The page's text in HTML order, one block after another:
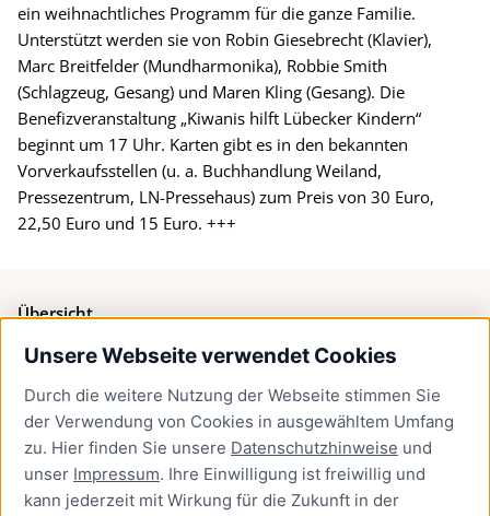
Unsere Webseite verwendet Cookies
Durch die weitere Nutzung der Webseite stimmen Sie
der Verwendung von Cookies in ausgewähltem Umfang
zu. Hier finden Sie unsere Datenschutzhinweise und
unser Impressum. Ihre Einwilligung ist freiwillig und
kann jederzeit mit Wirkung für die Zukunft in der
ein weihnachtliches Programm für die ganze Familie.
Unterstützt werden sie von Robin Giesebrecht (Klavier),
Marc Breitfelder (Mundharmonika), Robbie Smith
(Schlagzeug, Gesang) und Maren Kling (Gesang). Die
Benefizveranstaltung „Kiwanis hilft Lübecker Kindern“
beginnt um 17 Uhr. Karten gibt es in den bekannten
Vorverkaufsstellen (u. a. Buchhandlung Weiland,
Pressezentrum, LN-Pressehaus) zum Preis von 30 Euro,
22,50 Euro und 15 Euro. +++
Übersicht
Bürgerservice
Presse
Newsletter Lübeck:kompakt
Kontakt